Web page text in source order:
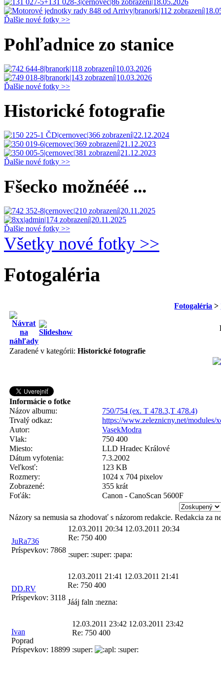
Ďalšie nové fotky >>
Pohľadnice zo stanice
Ďalšie nové fotky >>
Historické fotografie
Ďalšie nové fotky >>
Fšecko možnééé ...
Ďalšie nové fotky >>
Všetky nové fotky >>
Fotogaléria
Fotogaléria >
Zaradené v kategórii: Historické fotografie
Informácie o fotke
Názov albumu:
750/754 (ex. T 478.3,T 478.4)
Trvalý odkaz:
https://www.zeleznicny.net/modules/
Autor:
VasekModra
Vlak:
750 400
Miesto:
LLD Hradec Králové
Dátum vyfotenia:
7.3.2002
Veľkosť:
123 KB
Rozmery:
1024 x 704 pixelov
Zobrazené:
355 krát
Foťák:
Canon - CanoScan 5600F
Názory sa nemusia sa zhodovať s názorom redakcie. Redakcia za
JuRa736
Príspevkov: 7868
12.03.2011 20:34 12.03.2011 20:34
Re: 750 400
:super: :super: :papa:
DD.RV
Príspevkov: 3118
12.03.2011 21:41 12.03.2011 21:41
Re: 750 400
Jááj faln :nezna:
Ivan
Poprad
Príspevkov: 18899
12.03.2011 23:42 12.03.2011 23:42
Re: 750 400
:super:
:super: